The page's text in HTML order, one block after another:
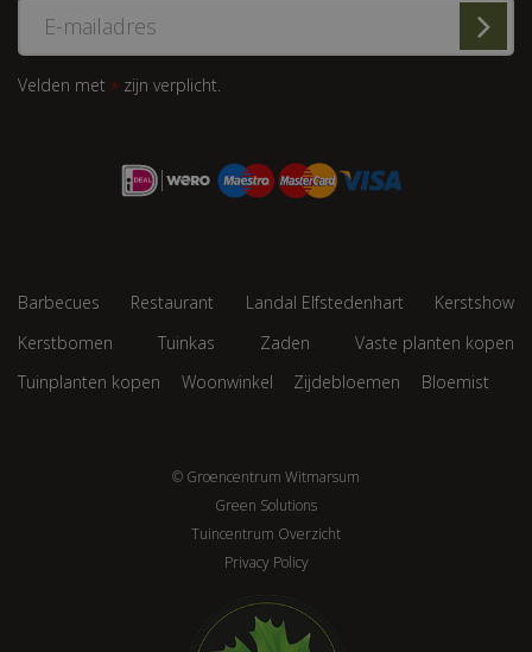
Velden met * zijn verplicht.
Barbecues Restaurant Landal Elfstedenhart
Kerstshow
Kerstbomen
Tuinkas Zaden
Vaste planten kopen
Tuinplanten kopen
Woonwinkel Zijdebloemen Bloemist
© Groencentrum Witmarsum
Green Solutions
Tuincentrum Overzicht
Privacy Policy